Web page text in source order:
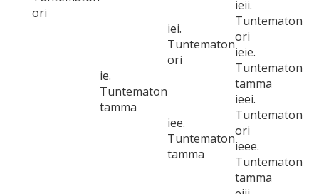
ori
ie.
Tuntematon
tamma
iei.
Tuntematon
ori
ieii.
Tuntematon
ori
ieie.
Tuntematon
tamma
iee.
Tuntematon
tamma
ieei.
Tuntematon
ori
ieee.
Tuntematon
tamma